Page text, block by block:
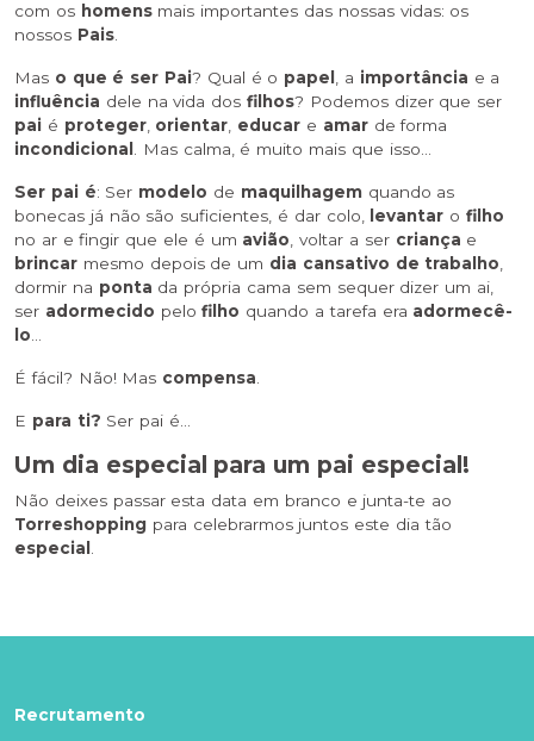
com os homensmais importantes das nossas vidas: os
nossos Pais.
Mas o que é ser Pai? Qual é o papel , a importância e a
influência dele na vida dos filhos? Podemos dizer que ser
pai é proteger, orientar, educar e amarde forma
incondicional . Mas calma, é muito mais que isso…
Ser pai é: Ser modelo de maquilhagemquando as
bonecas já não são suficientes, é dar colo, levantar ofilho
no ar e fingir que ele é um avião, voltar a ser criança e
brincar mesmo depois de um dia cansativo de trabalho,
dormir na ponta da própria cama sem sequer dizer um ai,
ser adormecido pelofilho quando a tarefa era adormecê-
lo…
É fácil? Não! Mas compensa.
E para ti? Ser pai é…
Um dia especial para um pai especial!
Não deixes passar esta data em branco e junta-te ao
Torreshopping para celebrarmos juntos este dia tão
especial .
Recrutamento